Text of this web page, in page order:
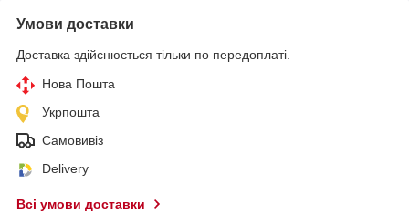
Умови доставки
Доставка здійснюється тільки по передоплаті.
Нова Пошта
Укрпошта
Самовивіз
Delivery
Всі умови доставки